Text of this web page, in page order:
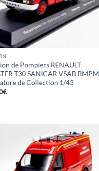
de Pompiers RENAULT
T30 SANICAR VSAB BMPM
de Collection 1/43
€